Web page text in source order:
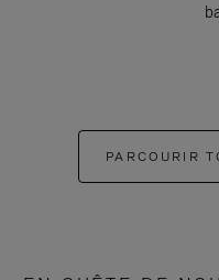
PARCOURIR